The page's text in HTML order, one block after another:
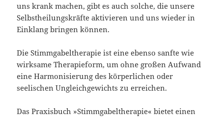
uns krank machen, gibt es auch solche, die unsere
Selbstheilungskräfte aktivieren und uns wieder in
Einklang bringen können.
Die Stimmgabeltherapie ist eine ebenso sanfte wie
wirksame Therapieform, um ohne großen Aufwand
eine Harmonisierung des körperlichen oder
seelischen Ungleichgewichts zu erreichen.
Das Praxisbuch »Stimmgabeltherapie« bietet einen